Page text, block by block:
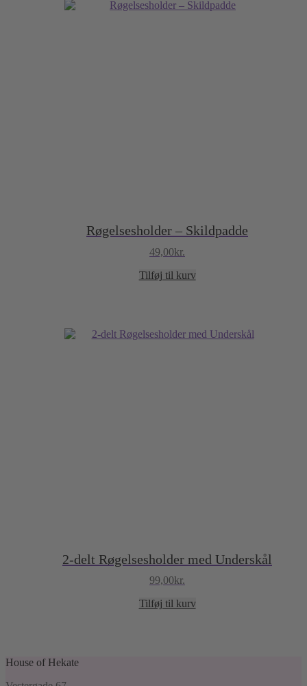
Røgelsesholder – Skildpadde
49,00kr.
Tilføj til kurv
2-delt Røgelsesholder med Underskål
99,00 kr.
Tilføj til kurv
House of Hekate